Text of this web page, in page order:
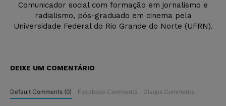
Comunicador social com formação em jornalismo e
radialismo, pós-graduado em cinema pela
Universidade Federal do Rio Grande do Norte (UFRN).
DEIXE UM COMENTÁRIO
Default Comments (0) Facebook Comments Disqus Comments